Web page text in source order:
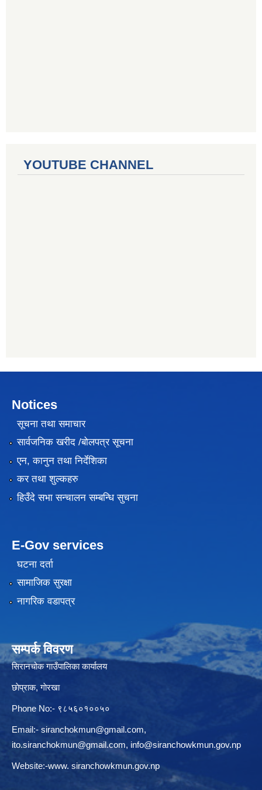
YOUTUBE CHANNEL
Notices
सूचना तथा समाचार
सार्वजनिक खरीद /बोलपत्र सूचना
एन, कानुन तथा निर्देशिका
कर तथा शुल्कहरु
हिउँदे सभा सन्चालन सम्बन्धि सुचना
E-Gov services
घटना दर्ता
सामाजिक सुरक्षा
नागरिक वडापत्र
सम्पर्क विवरण
सिरानचोक गाउँपालिका कार्यालय
छाेप्राक, गाेरखा
Phone No:- ९८५६०१००५०
Email:- siranchokmun@gmail.com,
ito.siranchokmun@gmail.com, info@siranchowkmun.gov.np
Website:-www. siranchowkmun.gov.np